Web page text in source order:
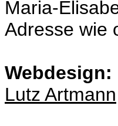
Maria-
Adresse wie
Webdesign:
Lutz Artmann